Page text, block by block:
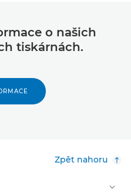
o našich
tiskárnách.
Zpět nahoru